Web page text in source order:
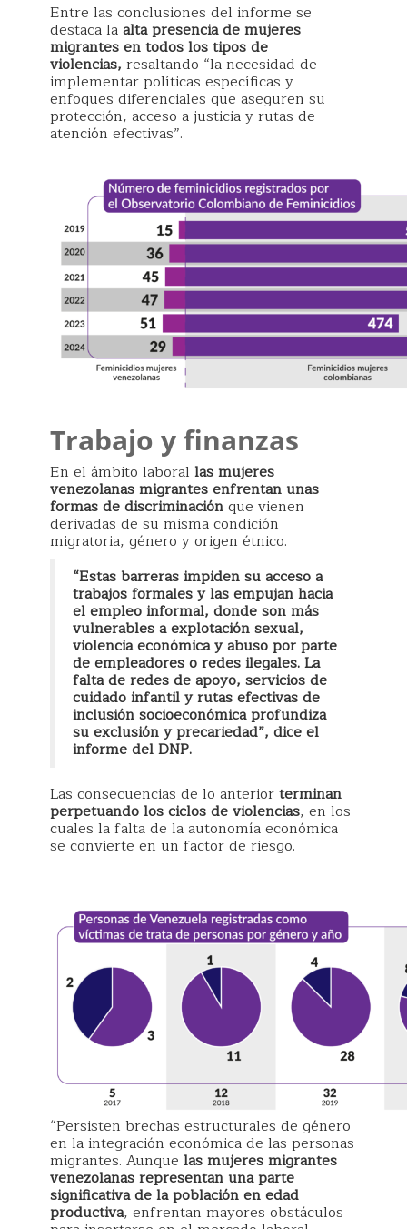
Entre las conclusiones del informe se
destaca laalta presencia de mujeres
migrantes en todos los tipos de
violencias, resaltando “la necesidad de
implementar políticas específicas y
enfoques diferenciales que aseguren su
protección, acceso a justicia y rutas de
atención efectivas”.
Trabajo y finanzas
En el ámbito laboral las mujeres
venezolanas migrantes enfrentan unas
formas de discriminaciónque vienen
derivadas de su misma condición
migratoria, género y origen étnico.
“Estas barreras impiden su acceso a
trabajos formales y las empujan hacia
el empleo informal, donde son más
vulnerables a explotación sexual,
violencia económica y abuso por parte
de empleadores o redes ilegales. La
falta de redes de apoyo, servicios de
cuidado infantil y rutas efectivas de
inclusión socioeconómica profundiza
su exclusión y precariedad”, dice el
informe del DNP.
Las consecuencias de lo anteriorterminan
perpetuando los ciclos de violencias, en los
cuales la falta de la autonomía económica
se convierte en un factor de riesgo.
“Persisten brechas estructurales de género
en la integración económica de las personas
migrantes. Aunque las mujeres migrantes
venezolanas representan una parte
significativa de la población en edad
productiva, enfrentan mayores obstáculos